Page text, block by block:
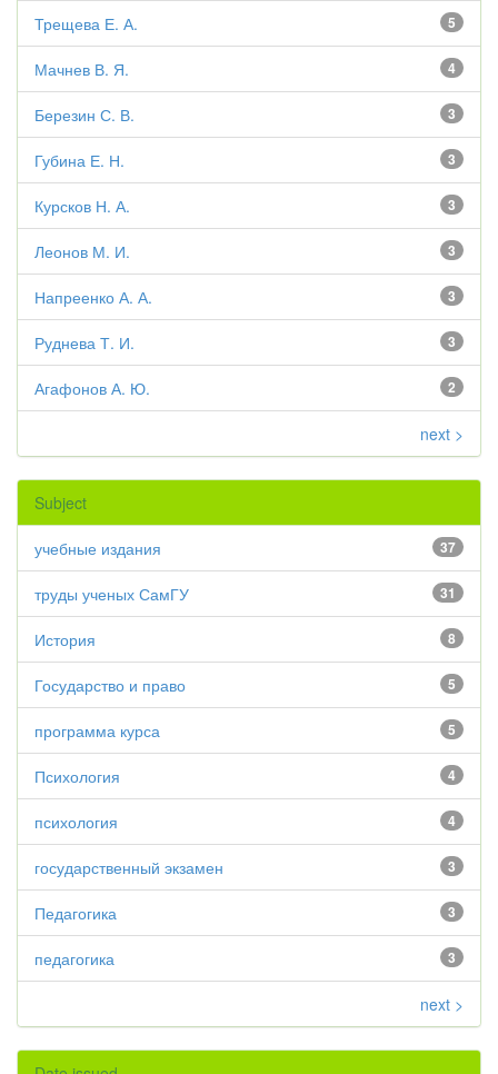
5
Трещева Е. А.
4
Мачнев В. Я.
3
Березин С. В.
3
Губина Е. Н.
3
Курсков Н. А.
3
Леонов М. И.
3
Напреенко А. А.
3
Руднева Т. И.
2
Агафонов А. Ю.
next >
Subject
37
учебные издания
31
труды ученых СамГУ
8
История
5
Государство и право
5
программа курса
4
Психология
4
психология
3
государственный экзамен
3
Педагогика
3
педагогика
next >